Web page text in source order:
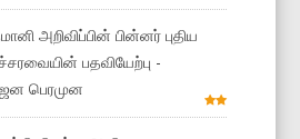
அறிவிப்பின் பின்னர் புதிய
பதவியேற்பு -
பெரமுன